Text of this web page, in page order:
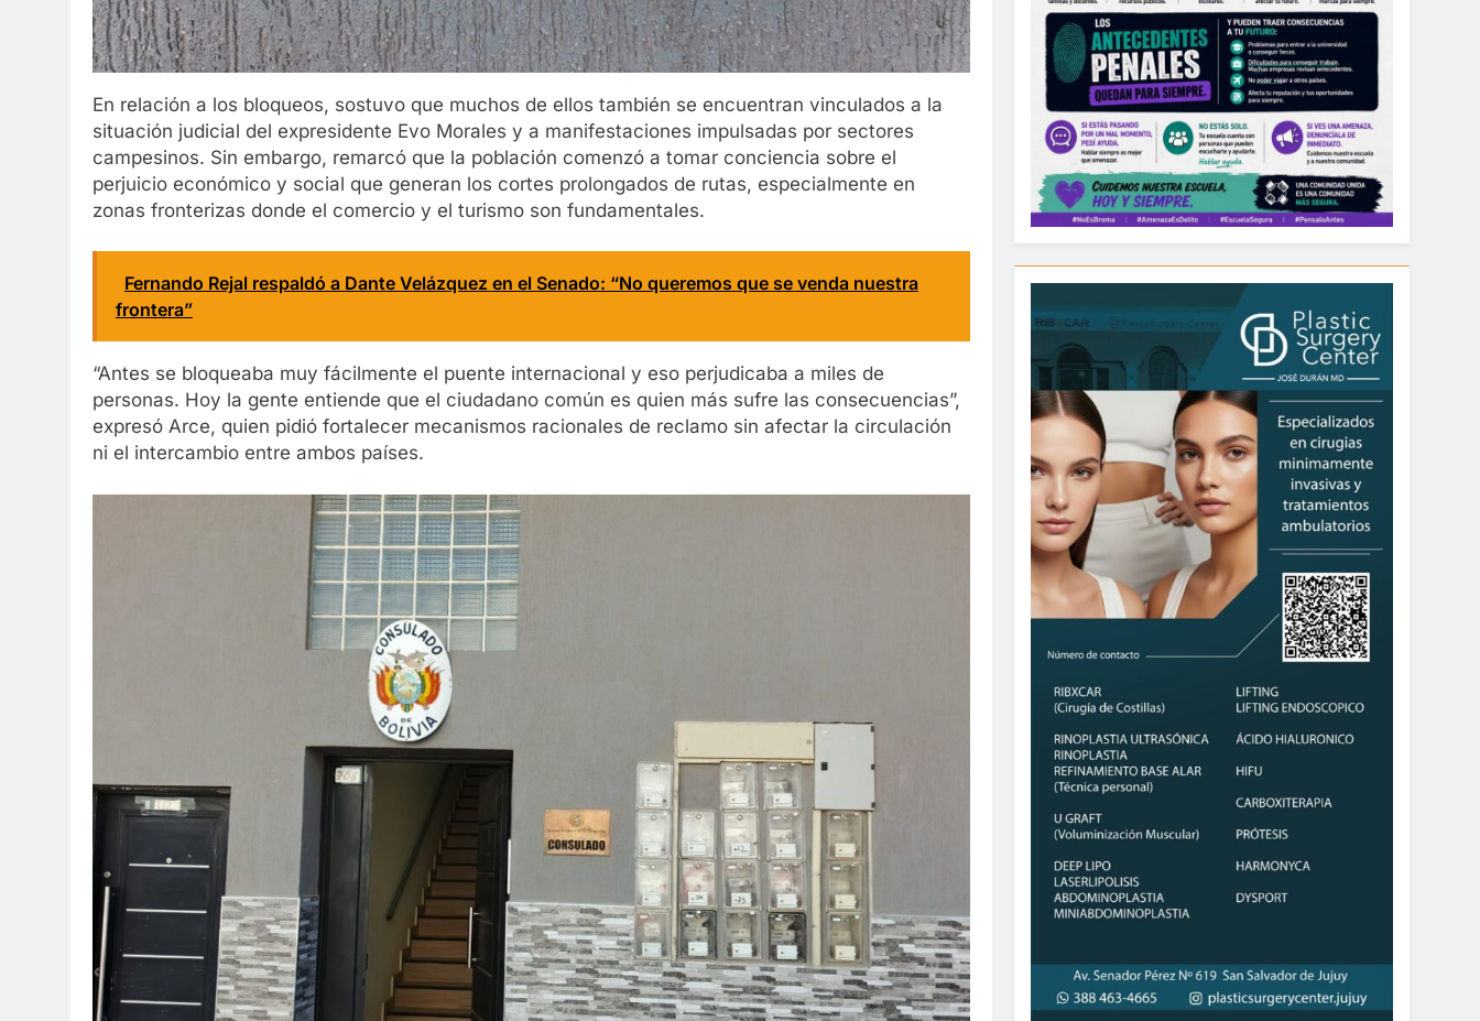
En relación a los bloqueos, sostuvo que muchos de ellos también se encuentran vinculados a la
situación judicial del expresidente Evo Morales y a manifestaciones impulsadas por sectores
campesinos. Sin embargo, remarcó que la población comenzó a tomar conciencia sobre el
perjuicio económico y social que generan los cortes prolongados de rutas, especialmente en
zonas fronterizas donde el comercio y el turismo son fundamentales.
Fernando Rejal respaldó a Dante Velázquez en el Senado: “No queremos que se venda nuestra
frontera”
“Antes se bloqueaba muy fácilmente el puente internacional y eso perjudicaba a miles de
personas. Hoy la gente entiende que el ciudadano común es quien más sufre las consecuencias”,
expresó Arce, quien pidió fortalecer mecanismos racionales de reclamo sin afectar la circulación
ni el intercambio entre ambos países.